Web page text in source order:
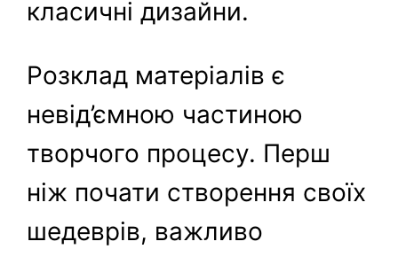
класичні дизайни.
Розклад матеріалів є
невід’ємною частиною
творчого процесу. Перш
ніж почати створення своїх
шедеврів, важливо